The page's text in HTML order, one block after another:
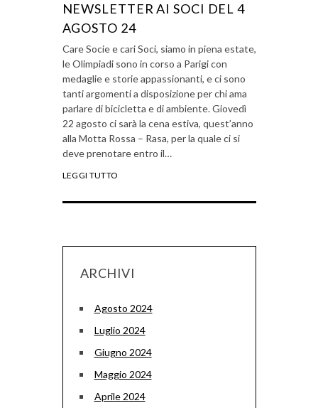
NEWSLETTER AI SOCI DEL 4
AGOSTO 24
Care Socie e cari Soci, siamo in piena estate,
le Olimpiadi sono in corso a Parigi con
medaglie e storie appassionanti, e ci sono
tanti argomenti a disposizione per chi ama
parlare di bicicletta e di ambiente. Giovedì
22 agosto ci sarà la cena estiva, quest’anno
alla Motta Rossa – Rasa, per la quale ci si
deve prenotare entro il…
LEGGI TUTTO
ARCHIVI
Agosto 2024
Luglio 2024
Giugno 2024
Maggio 2024
Aprile 2024